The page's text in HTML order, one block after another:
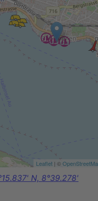
Leaflet | ©
N, 8°39.278'